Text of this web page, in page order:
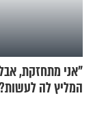
"אני מתחזקת,
המליץ לה